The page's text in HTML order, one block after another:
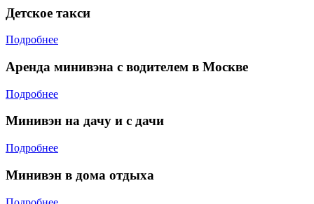
Детское такси
Подробнее
Аренда минивэна с водителем в Москве
Подробнее
Минивэн на дачу и с дачи
Подробнее
Минивэн в дома отдыха